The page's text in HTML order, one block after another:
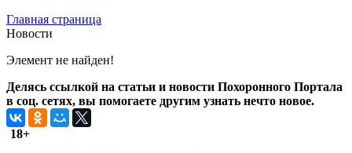
Главная страница
Новости
Элемент не найден!
Делясь ссылкой на статьи и новости Похоронного Портала
в соц. сетях, вы помогаете другим узнать нечто новое.
18+